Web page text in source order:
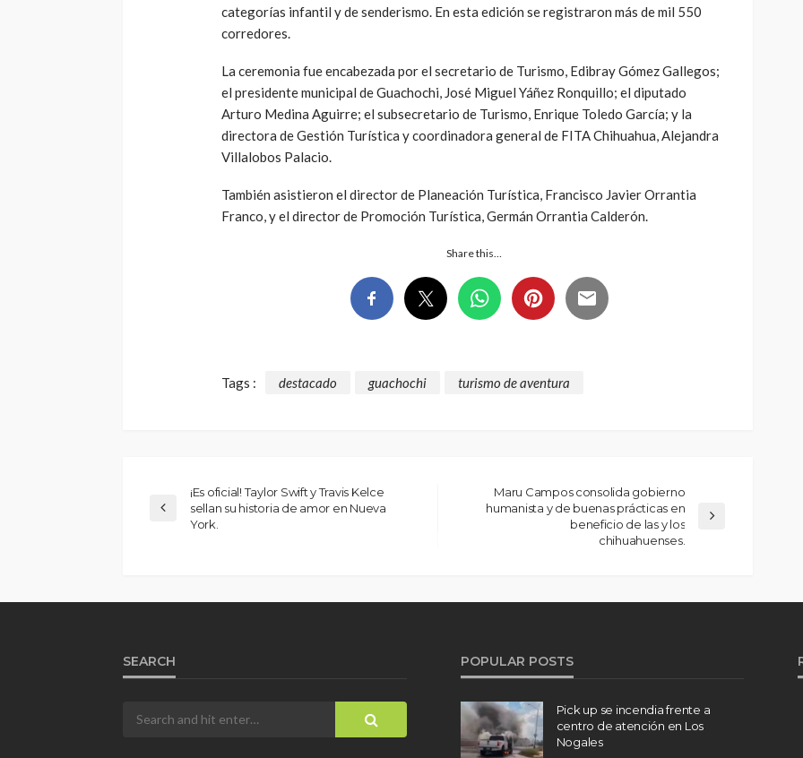
categorías infantil y de senderismo. En esta edición se registraron más de mil 550
corredores.
La ceremonia fue encabezada por el secretario de Turismo, Edibray Gómez Gallegos;
el presidente municipal de Guachochi, José Miguel Yáñez Ronquillo; el diputado
Arturo Medina Aguirre; el subsecretario de Turismo, Enrique Toledo García; y la
directora de Gestión Turística y coordinadora general de FITA Chihuahua, Alejandra
Villalobos Palacio.
También asistieron el director de Planeación Turística, Francisco Javier Orrantia
Franco, y el director de Promoción Turística, Germán Orrantia Calderón.
Share this…
Tags : destacado guachochi turismo de aventura
¡Es oficial! Taylor Swift y Travis Kelce
sellan su historia de amor en Nueva
York.
Maru Campos consolida gobierno
humanista y de buenas prácticas en
beneficio de las y los
chihuahuenses.
SEARCH POPULAR POSTS
Pick up se incendia frente a
centro de atención en Los
Nogales